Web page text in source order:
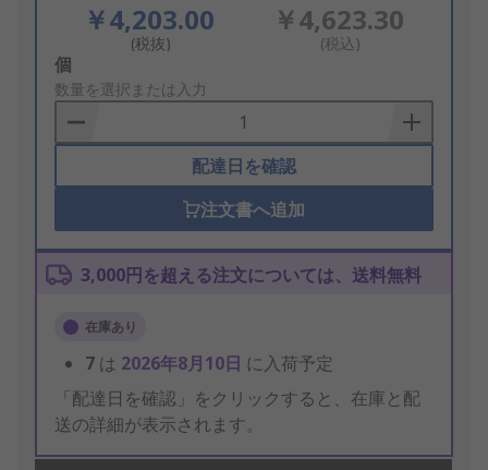
￥4,203.00
(税抜)
￥4,623.30
(税込)
Add
to
Basket
個
数量を選択または入力
配達日を確認
注文書へ追加
3,000円を超える注文については、送料無料
在庫あり
7 は 2026年8月10日 に入荷予定
「配達日を確認」をクリックすると、在庫と配
送の詳細が表示されます。